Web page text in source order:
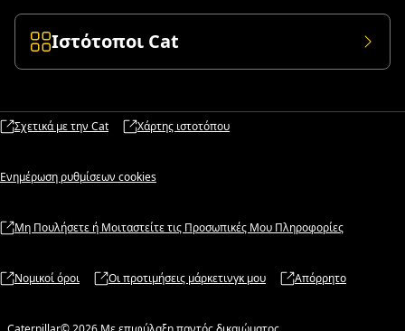
Ιστότοποι Cat
Σχετικά με την Cat Χάρτης ιστοτόπου
Ενημέρωση ρυθμίσεων cookies
Μη Πουλήσετε ή Μοιταστείτε τις Προσωπικές Μου Πληροφορίες
Νομικοί όροι Οι προτιμήσεις μάρκετινγκ μου Απόρρητο